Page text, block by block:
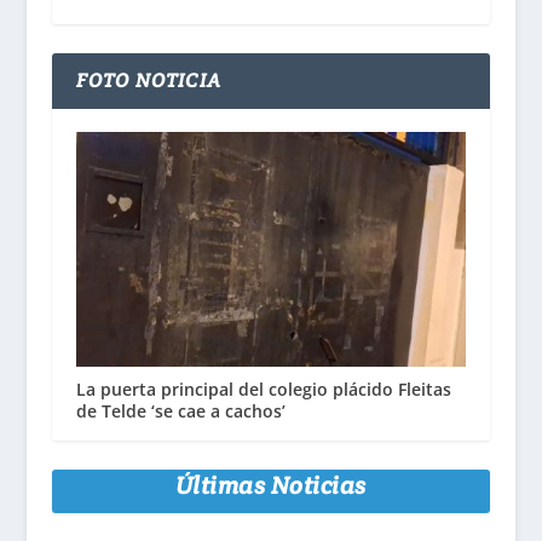
FOTO NOTICIA
La puerta principal del colegio plácido Fleitas
de Telde ‘se cae a cachos’
Últimas Noticias